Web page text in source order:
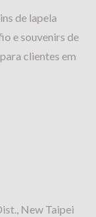
de lapela
e souvenirs de
clientes em
New Taipei